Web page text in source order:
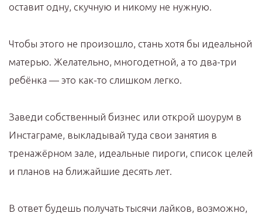
оставит одну, скучную и никому не нужную.
Чтобы этого не произошло, стань хотя бы идеальной
матерью. Желательно, многодетной, а то два-три
ребёнка — это как-то слишком легко.
Заведи собственный бизнес или открой шоурум в
Инстаграме, выкладывай туда свои занятия в
тренажёрном зале, идеальные пироги, список целей
и планов на ближайшие десять лет.
В ответ будешь получать тысячи лайков, возможно,